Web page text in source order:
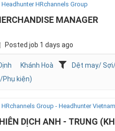
Headhunter HRchannels Group
MANAGER
Posted job 1 days ago
Khánh Hoà Dệt may/
Phụ kiện)
HRchannels Group - Headhunter Vietnam
DỊCH ANH - TRUNG